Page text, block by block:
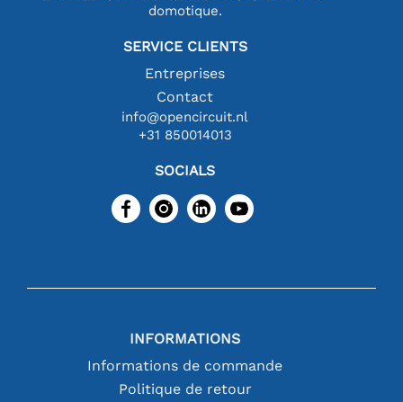
domotique.
SERVICE CLIENTS
Entreprises
Contact
info@opencircuit.nl
+31 850014013
SOCIALS
INFORMATIONS
Informations de commande
Politique de retour